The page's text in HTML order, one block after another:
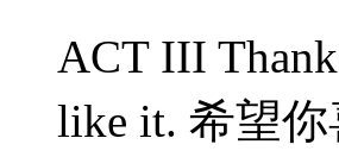
ACT III
like it. 希望你